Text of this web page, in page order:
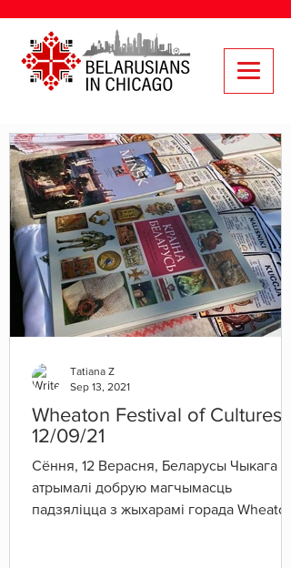
Wheaton Festival of Cultures
12/09/21
Сёння, 12 Верасня, Беларусы Чыкага
атрымалі добрую магчымасць
падзяліцца з жыхарамі горада Wheaton
Tatiana Z
Sep 13, 2021